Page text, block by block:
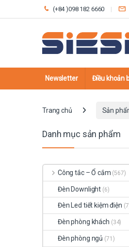
Skip to navigation
Skip to content
(+84 )098 182 6660
Newsletter Điều khoản
Trang chủ Sản
Danh mục sản phẩm
Công tắc – Ổ cắm (567)
Đèn Downlight (6)
Đèn Led tiết kiệm điện
Đèn phòng khách (34)
Đèn phòng ngủ (71)